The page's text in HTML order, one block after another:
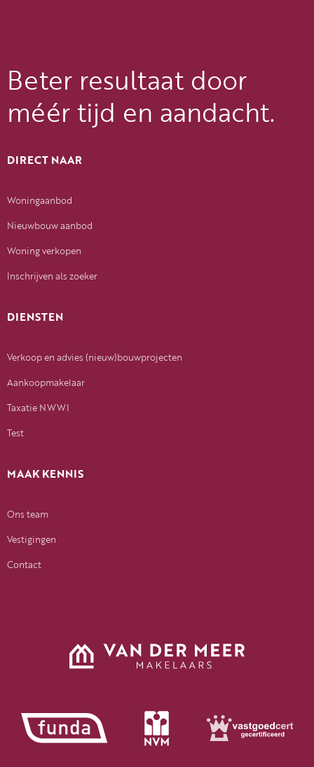
Beter resultaat door
méér tijd en aandacht.
DIRECT NAAR
Woningaanbod
Nieuwbouw aanbod
Woning verkopen
Inschrijven als zoeker
DIENSTEN
Verkoop en advies (nieuw)bouwprojecten
Aankoopmakelaar
Taxatie NWWI
Test
MAAK KENNIS
Ons team
Vestigingen
Contact